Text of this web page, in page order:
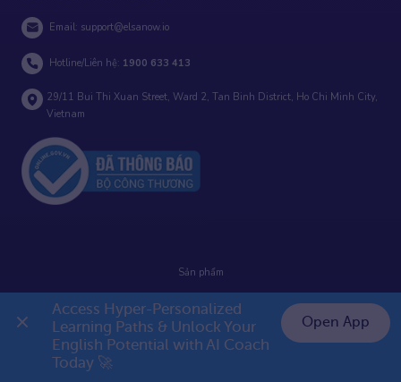
👉 Premium 1 năm chỉ 799K
Email: support@elsanow.io
Hotline/Liên hệ: 1900 633 413
29/11 Bui Thi Xuan Street, Ward 2, Tan Binh District, Ho Chi Minh City,
Vietnam
Sản phẩm
Câu hỏi thường gặp
Điều khoản
Access Hyper-Personalized
Learning Paths & Unlock Your
English Potential with AI Coach
Today 🚀
Open App